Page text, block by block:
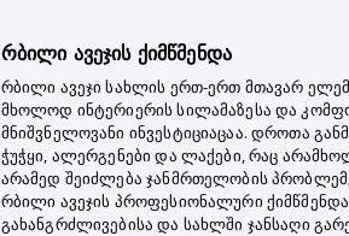
რბილი ავეჯის ქიმწმენდა
რბილი ავეჯი სახლის ერთ-ერთ მთავარ
მხოლოდ ინტერიერის სილამაზესა და
მნიშვნელოვანი ინვესტიციაცაა. დროთა
ჭუჭყი, ალერგენები და ლაქები, რაც
არამედ შეიძლება ჯანმრთელობის
რბილი ავეჯის პროფესიონალური
გახანგრძლივებისა და სახლში ჯანსაღი